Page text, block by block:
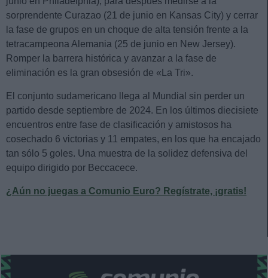
sorprendente Curazao (21 de junio en Kansas City) y cerrar
la fase de grupos en un choque de alta tensión frente a la
tetracampeona Alemania (25 de junio en New Jersey).
Romper la barrera histórica y avanzar a la fase de
eliminación es la gran obsesión de «La Tri».
El conjunto sudamericano llega al Mundial sin perder un
partido desde septiembre de 2024. En los últimos diecisiete
encuentros entre fase de clasificación y amistosos ha
cosechado 6 victorias y 11 empates, en los que ha encajado
tan sólo 5 goles. Una muestra de la solidez defensiva del
equipo dirigido por Beccacece.
¿Aún no juegas a Comunio Euro? Regístrate, ¡gratis!